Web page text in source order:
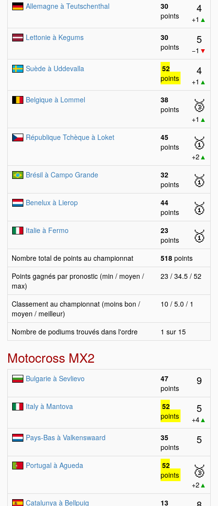
Allemagne à Teutschenthal
30
points
4
+1 ▲
Lettonie à Kegums
30
points
5
−1 ▼
Suède à Uddevalla
52
points
4
+1 ▲
Belgique à Lommel
38
points
🥉
+1 ▲
République Tchèque à Loket
45
points
🥇
+2 ▲
Brésil à Campo Grande
32
points
🥇
Benelux à Lierop
44
points
🥇
Italie à Fermo
23
points
🥇
Nombre total de points au championnat 518 points
Points gagnés par pronostic (min / moyen /
max)
23 / 34.5 / 52
Classement au championnat (moins bon /
moyen / meilleur)
10 / 5.0 / 1
Nombre de podiums trouvés dans l'ordre 1 sur 15
Motocross MX2
Bulgarie à Sevlievo
47
points
9
Italy à Mantova
52
points
5
+4▲
Pays-Bas à Valkenswaard
35
points
5
Portugal à Agueda
52
points
🥉
+2 ▲
Catalunya à Bellpuig
13